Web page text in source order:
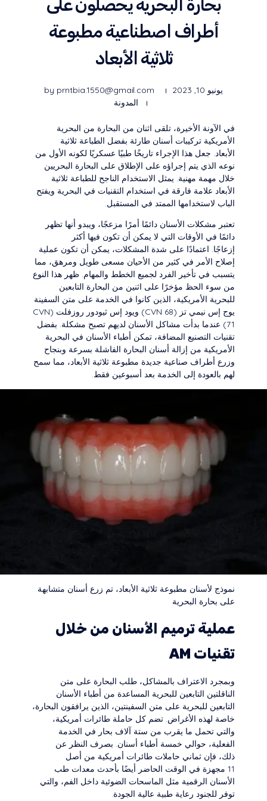
بحارة البحرية يحصلون على
أطراف اصطناعية مطبوعة
ثلاثية الأبعاد
يونيو 10, 2023 by prntbia.1550@gmail.com
المدونة
في الآونة الأخيرة، تلقى اثنان من البحارة من البحرية
الأمريكية تركيبات أسنان طارئة بفضل الطباعة ثلاثية
الأبعاد. جعل هذا الإجراء تاريخًا طبيًا عسكريًا لكونه الأول من
نوعه الذي يتم إجراؤه على الإطلاق على البحارة البحريين
خلال مهمة مهنية. يمثل الاستخدام الناجح للطباعة ثلاثية
الأبعاد علامة فارقة في استخدام التقنيات في البحرية ويفتح
الباب لاستخدامها الممتد في المستقبل.
تعتبر مشكلات الأسنان دائمًا أمرًا مزعجًا، ويبدو أنها تظهر
دائمًا في الأوقات التي لا يمكن أن تكون فيها أكثر
إزعاجًا. اعتمادًا على شدة المشكلات، يمكن أن تكون عملية
إصلاح الأمر في كثير من الأحيان مسعى طويل ومرهق، مما
يتسبب في تأخير الفرد لجميع الخطط والمهام. ظهر هذا النوع
من سوء الحظ مؤخرًا على اثنين من البحارة التابعين
للبحرية الأمريكية، الذين كانوا في الخدمة على متن السفينة
يوج إس نيمي تز (CVN 68) ويود إس ثيودور روزفلت (CVN
71) عندما بدأت مشاكل الأسنان لديهم تصبح مشكلة. بفضل
تقنيات التصنيع المضافة، تمكن أطباء الأسنان في البحرية
الأمريكية من إزالة أسنان البحارة الفاشلة بسرعة وبنجاح
وزرع أطراف صناعية جديدة مطبوعة ثلاثية الأبعاد، مما سمح
لهم بالعودة إلى الخدمة بعد أسبوعين فقط.
نموذج لأسنان مطبوعة ثلاثية الأبعاد، تم زرع أسنان متشابهة
على بحارة البحرية
عملية ترميم الأسنان من خلال
تقنيات AM
وبمجرد الاعتراف بالمشاكل، طلب البحارة على متن
الناقلتين التابعين للبحرية المساعدة من أطباء الأسنان
التابعين للبحرية على متن السفينتين، الذين يرافقون البحارة،
خاصة لهذه الأغراض. تضم كل حاملة طائرات أمريكية،
والتي تحمل ما يقرب من ستة آلاف بحار في الخدمة
الفعلية، حوالي خمسة أطباء أسنان. بصرف النظر عن
ذلك، فإن ثماني حاملات طائرات أمريكية من أصل
11 مجهزة في الوقت الحاضر أيضًا بأحدث معدات طب
الأسنان الرقمية مثل الماسحات الضوئية داخل الفم، والتي
توفر للجنود رعاية طبية عالية الجودة.